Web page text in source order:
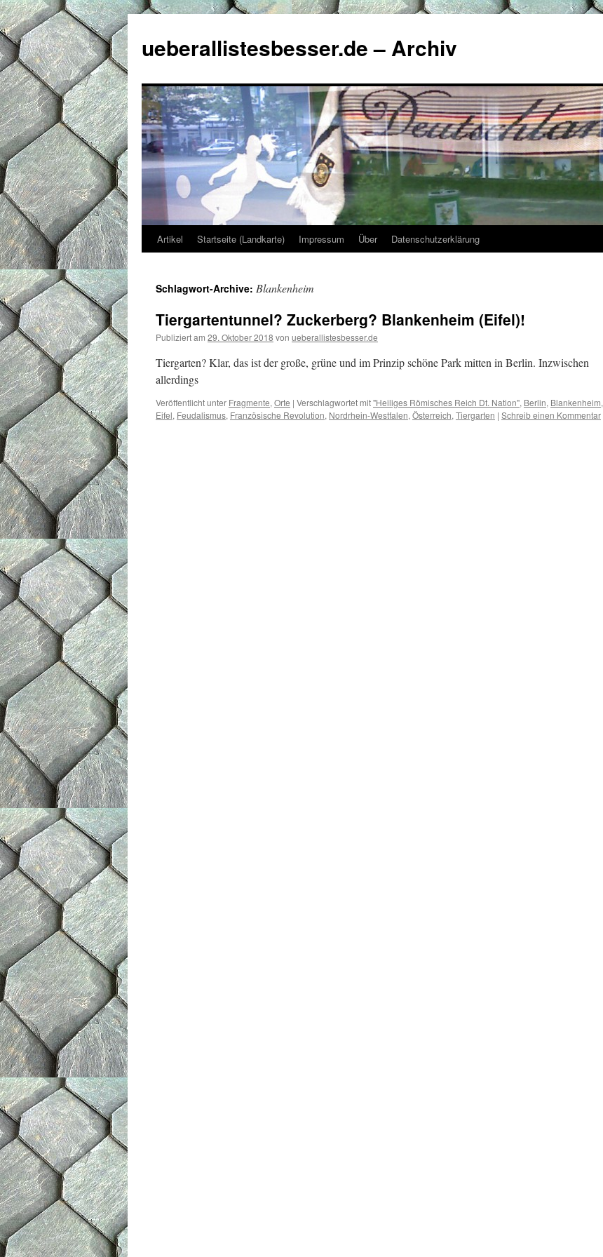
ueberallistesbesser.de – Archiv
Zum
springen
Artikel Startseite (Landkarte) Impressum Über Datenschutzerklärung
Schlagwort-Archive: Blankenheim
Tiergartentunnel? Zuckerberg? Blankenheim (Eifel)!
Publiziert am 29. Oktober 2018 von ueberallistesbesser.de
Tiergarten? Klar, das ist der große, grüne und im Prinzip schöne Park mitten in Berlin. Inzwischen
allerdings
Veröffentlicht unter Fragmente, Orte | Verschlagwortet mit"Heiliges Römisches Reich Dt. Nation", Berlin, Blankenheim,
Eifel, Feudalismus, Französische Revolution, Nordrhein-Westfalen, Österreich, Tiergarten | Schreib einen Kommentar